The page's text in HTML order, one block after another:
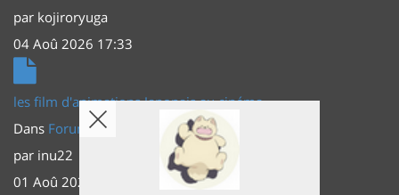
par kojiroryuga
04 Aoû 2026 17:33
les film d'animations Japonais au cinéma
Dans Forum Principal
Actus (TV, vidéo, web)
par inu22
01 Aoû 2026 20:56